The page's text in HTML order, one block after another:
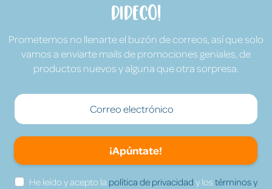
Dideco!
Prometemos no llenarte el buzón de correos, así que solo
vamos a enviarte mails de promociones geniales, de
productos nuevos y alguna que otra sorpresa.
¡Apúntate!
He leído y acepto la política de privacidad y lostérminos y